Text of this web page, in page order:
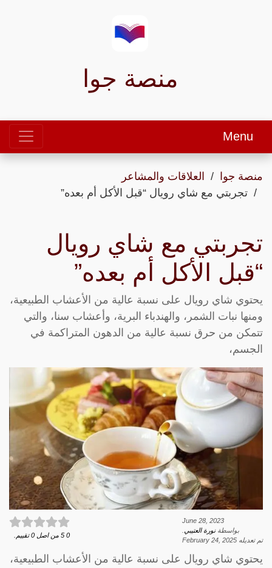
منصة جوا
Menu
منصة جوا
العلاقات والمشاعر
تجربتي مع شاي رويال “قبل الأكل أم بعده”
تجربتي مع شاي رويال
“قبل الأكل أم بعده”
يحتوي شاي رويال على نسبة عالية من الأعشاب الطبيعية،
ومنها نبات الشمر، والهندباء البرية، وأعشاب سنا، والتي
تتمكن من حرق نسبة عالية من الدهون المتراكمة في
الجسم،
June 28, 2023
بواسطةنورة العتيبي
تم تعديله February 24, 2025
0
5 من اصل 0 تقييم.
يحتوي شاي رويال على نسبة عالية من الأعشاب الطبيعية،